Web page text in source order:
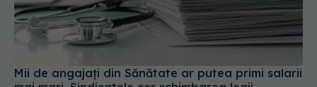
Mii de angajați din Sănătate ar putea primi salarii
mai mari. Sindicatele cer schimbarea legii
06 aug 2026, 19:26